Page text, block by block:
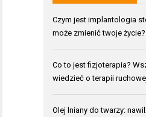
Czym jest implantologia
może zmienić twoje życie?
Co to jest fizjoterapia?
wiedzieć o terapii
Olej lniany do twarzy: